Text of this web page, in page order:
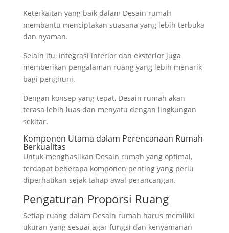
Keterkaitan yang baik dalam Desain rumah
membantu menciptakan suasana yang lebih terbuka
dan nyaman.
Selain itu, integrasi interior dan eksterior juga
memberikan pengalaman ruang yang lebih menarik
bagi penghuni.
Dengan konsep yang tepat, Desain rumah akan
terasa lebih luas dan menyatu dengan lingkungan
sekitar.
Komponen Utama dalam Perencanaan Rumah
Berkualitas
Untuk menghasilkan Desain rumah yang optimal,
terdapat beberapa komponen penting yang perlu
diperhatikan sejak tahap awal perancangan.
Pengaturan Proporsi Ruang
Setiap ruang dalam Desain rumah harus memiliki
ukuran yang sesuai agar fungsi dan kenyamanan